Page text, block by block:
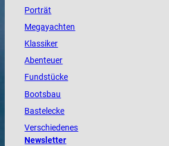
Porträt
Megayachten
Klassiker
Abenteuer
Fundstücke
Bootsbau
Bastelecke
Verschiedenes
Newsletter